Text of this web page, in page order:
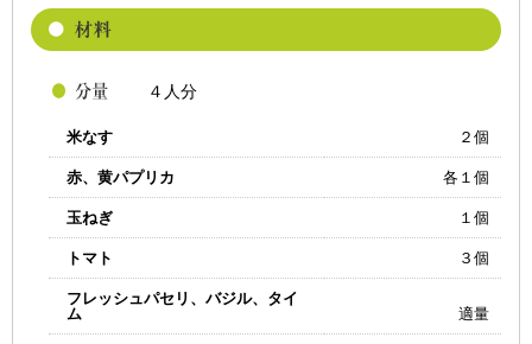
４人分
米なす ２個
赤、黄パプリカ 各１個
玉ねぎ １個
トマト ３個
フレッシュパセリ、バジル、タイ
ム
適量